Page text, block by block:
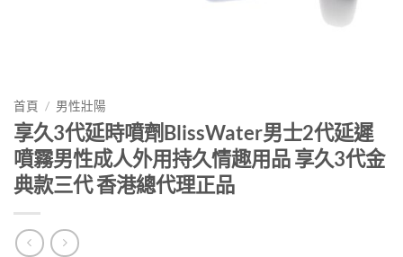
首頁 / 男性壯陽
享久3代延時噴劑BlissWater男士2代延遲
噴霧男性成人外用持久情趣用品 享久3代金
典款三代 香港總代理正品